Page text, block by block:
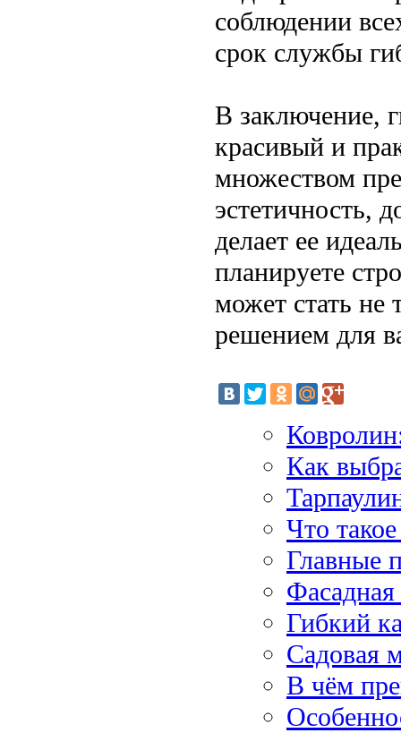
соблюдении
срок службы
В заключение,
красивый и
множеством
эстетичность,
делает ее
планируете
может стать
решением для
Как
Что
Главные
Гибкий
Садовая
В чём